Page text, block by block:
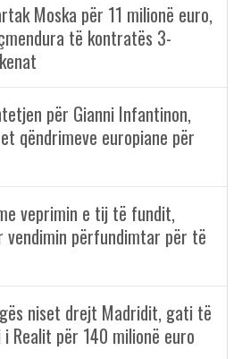
Moska për 11 milionë euro,
të kontratës 3-
për Gianni Infantinon,
qëndrimeve europiane për
veprimin e tij të fundit,
vendimin përfundimtar për të
niset drejt Madridit, gati të
Realit për 140 milionë euro